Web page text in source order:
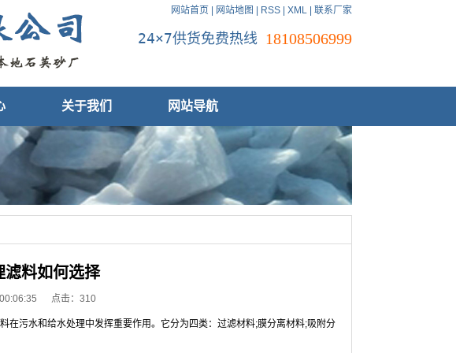
网站首页 网站地图 RSS XML 联系厂家
18108506999
24×7供货免费热线
关于我们 网站导航
滤料如何选择
点击： 310
在污水和给水处理中发挥重要作用。它分为四类：过滤材料;膜分离材料;吸附分